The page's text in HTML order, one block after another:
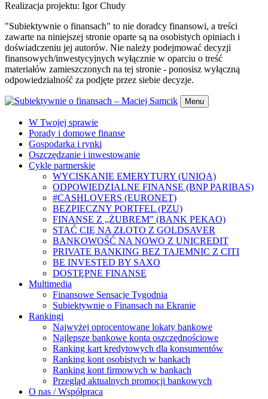
Realizacja projektu: Igor Chudy
"Subiektywnie o finansach" to nie doradcy finansowi, a treści
zawarte na niniejszej stronie oparte są na osobistych opiniach i
doświadczeniu jej autorów. Nie należy podejmować decyzji
finansowych/inwestycyjnych wyłącznie w oparciu o treść
materiałów zamieszczonych na tej stronie - ponosisz wyłączną
odpowiedzialność za podjęte przez siebie decyzje.
Menu
W Twojej sprawie
Porady i domowe finanse
Gospodarka i rynki
Oszczędzanie i inwestowanie
Cykle partnerskie
WYCISKANIE EMERYTURY (UNIQA)
ODPOWIEDZIALNE FINANSE (BNP PARIBAS)
#CASHLOVERS (EURONET)
BEZPIECZNY PORTFEL (PZU)
FINANSE Z „ŻUBREM” (BANK PEKAO)
STAĆ CIĘ NA ZŁOTO Z GOLDSAVER
BANKOWOŚĆ NA NOWO Z UNICREDIT
PRIVATE BANKING BEZ TAJEMNIC Z CITI
BE INVESTED BY SAXO
DOSTĘPNE FINANSE
Multimedia
Finansowe Sensacje Tygodnia
Subiektywnie o Finansach na Ekranie
Rankingi
Najwyżej oprocentowane lokaty bankowe
Najlepsze bankowe konta oszczędnościowe
Ranking kart kredytowych dla konsumentów
Ranking kont osobistych w bankach
Ranking kont firmowych w bankach
Przegląd aktualnych promocji bankowych
O nas / Współpraca